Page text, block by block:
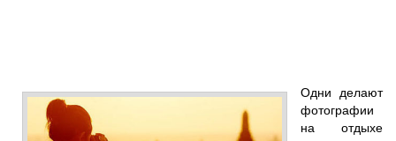
Одни делают
фотографии
на отдыхе